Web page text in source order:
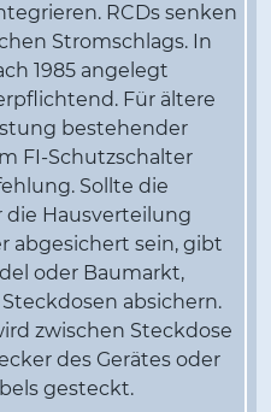
RCDs senken
Stromschlags. In
1985 angelegt
Für ältere
bestehender
FI-Schutzschalter
Sollte die
Hausverteilung
abgesichert sein, gibt
oder Baumarkt,
absichern.
zwischen Steckdose
des Gerätes oder
gesteckt.